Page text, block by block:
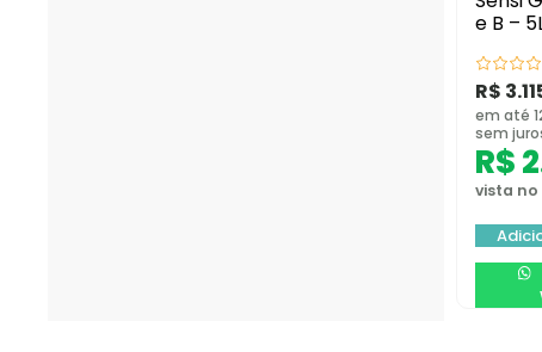
e B –
R$
em até
sem
R$
vista no